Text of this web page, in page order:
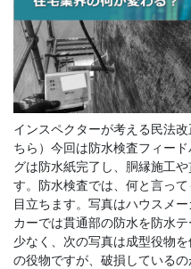
インスペクターが考える民法
ちら）今回は防水検査フィー
グは防水紙完了し、胴縁施工
す。防水検査では、何と言っ
目立ちます。写真はハウスメ
カーでは貫通部の防水を防水
少なく、次の写真は成型役物
の役物ですが、破損している